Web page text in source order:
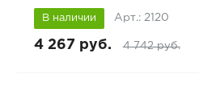
В наличии Арт.: 2120
4 267 руб. 4 742 руб.